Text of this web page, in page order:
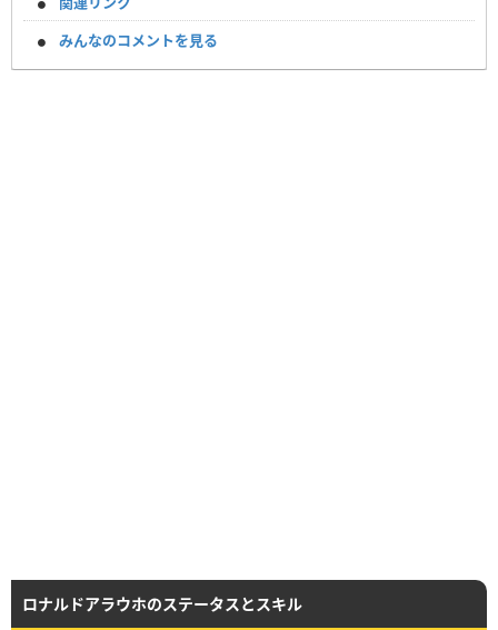
みんなのコメントを見る
ロナルドアラウホのステータスとスキル